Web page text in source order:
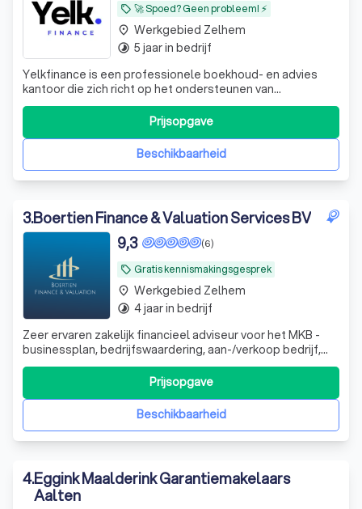
local_offer 🚀 Spoed? Geen probleem! ⚡
Yelkfinance is een professionele boekhoud- en advies
kantoor die zich richt op het ondersteunen van
ondernemers en bedrijven in Nederland, maar wij helpen
ook particulieren met hun inkomstenbelasting. Met onze
expertise in financiële administratie, belastingadvies en
bedrijfsoptimalisatie helpen wij
Beschikbaarheid
Prijsopgave
place Werkgebied Zelhem
timelapse 5 jaar in bedrijf
3.Boertien Finance & Valuation Services BV
local_offer Gratis kennismakingsgesprek
(6)
9,3
Zeer ervaren zakelijk financieel adviseur voor het MKB -
businessplan, bedrijfswaardering, aan-/verkoop bedrijf,
werknemersparticipaties, financieel zwaar weer en whoa
trajecten. DGA advisering
Beschikbaarheid
Prijsopgave
place Werkgebied Zelhem
timelapse 4 jaar in bedrijf
4.Eggink Maalderink Garantiemakelaars
Aalten